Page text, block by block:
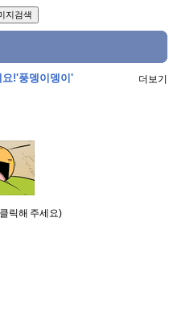
요!'풍뎅이뎅이' 더보기
릭해 주세요)